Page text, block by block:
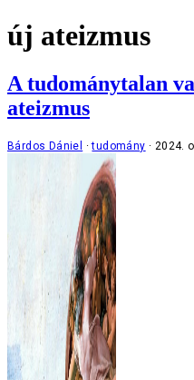
új ateizmus
A tudománytalan
ateizmus
Bárdos Dániel tudomány 2024.